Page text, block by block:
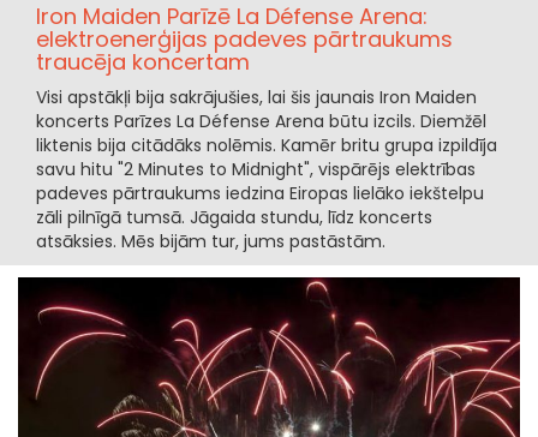
Iron Maiden Parīzē La Défense Arena:
elektroenerģijas padeves pārtraukums
traucēja koncertam
Visi apstākļi bija sakrājušies, lai šis jaunais Iron Maiden
koncerts Parīzes La Défense Arena būtu izcils. Diemžēl
liktenis bija citādāks nolēmis. Kamēr britu grupa izpildīja
savu hitu "2 Minutes to Midnight", vispārējs elektrības
padeves pārtraukums iedzina Eiropas lielāko iekštelpu
zāli pilnīgā tumsā. Jāgaida stundu, līdz koncerts
atsāksies. Mēs bijām tur, jums pastāstām.